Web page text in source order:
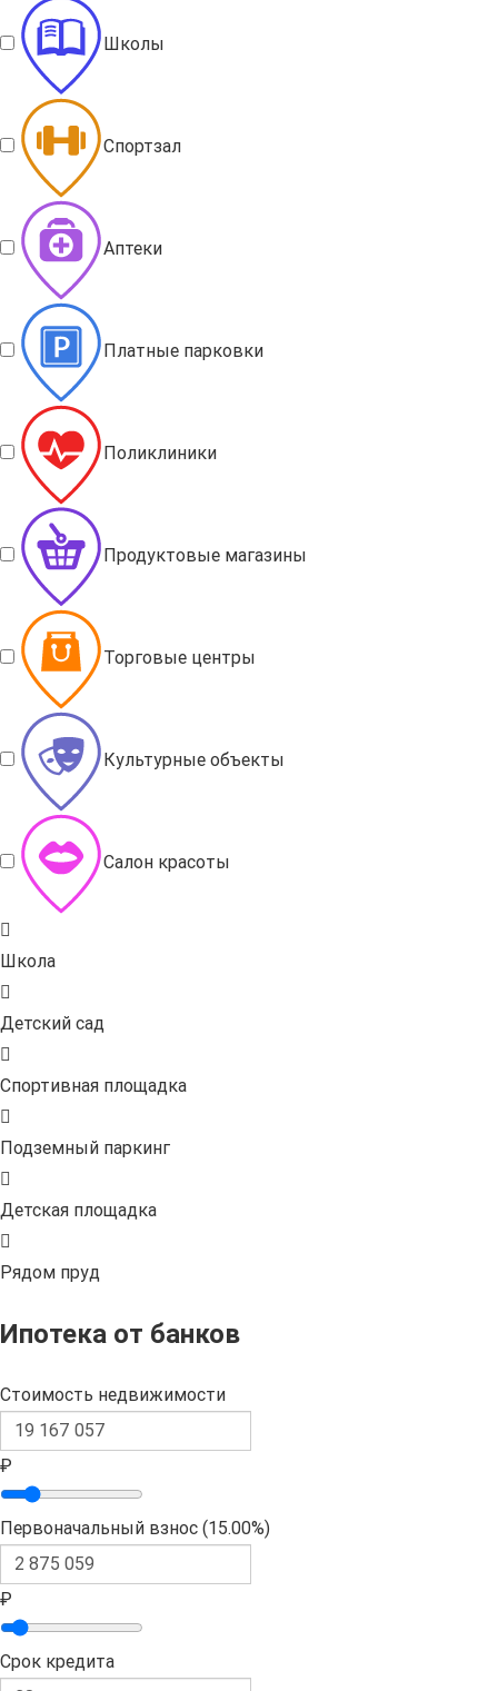
Школы
Спортзал
Аптеки
Платные парковки
Поликлиники
Продуктовые магазины
Торговые центры
Культурные объекты
Салон красоты
Школа
Детский сад
Спортивная площадка
Подземный паркинг
Детская площадка
Рядом пруд
Ипотека от банков
Стоимость недвижимости
₽
Первоначальный взнос (15.00%)
₽
Срок кредита